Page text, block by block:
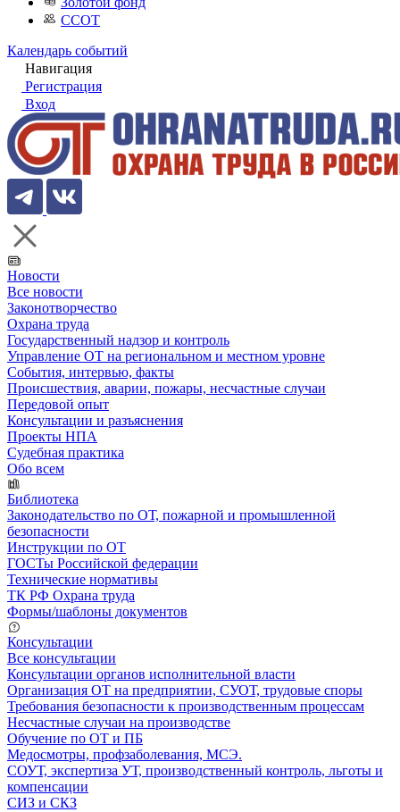
ССОТ
Календарь событий
Навигация
Регистрация
Вход
Новости
Все новости
Законотворчество
Охрана труда
Государственный надзор и контроль
Управление ОТ на региональном и местном уровне
События, интервью, факты
Происшествия, аварии, пожары, несчастные случаи
Передовой опыт
Консультации и разъяснения
Проекты НПА
Судебная практика
Обо всем
Библиотека
Законодательство по ОТ, пожарной и промышленной
безопасности
Инструкции по ОТ
ГОСТы Российской федерации
Технические нормативы
ТК РФ Охрана труда
Формы/шаблоны документов
Консультации
Все консультации
Консультации органов исполнительной власти
Организация ОТ на предприятии, СУОТ, трудовые споры
Требования безопасности к производственным процессам
Несчастные случаи на производстве
Обучение по ОТ и ПБ
Медосмотры, профзаболевания, МСЭ.
СОУТ, экспертиза УТ, производственный контроль, льготы и
компенсации
СИЗ и СКЗ